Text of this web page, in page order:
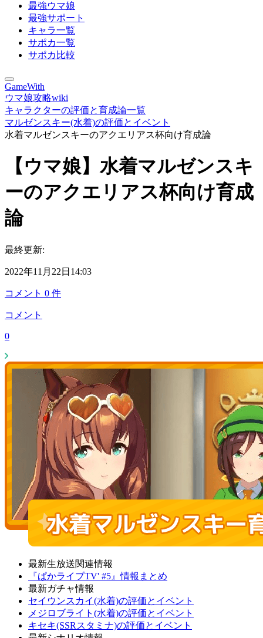
最強ウマ娘
最強サポート
キャラ一覧
サポカ一覧
サポカ比較
GameWith
ウマ娘攻略wiki
キャラクターの評価と育成論一覧
マルゼンスキー(水着)の評価とイベント
水着マルゼンスキーのアクエリアス杯向け育成論
【ウマ娘】水着マルゼンスキ
ーのアクエリアス杯向け育成
論
最終更新:
2022年11月22日14:03
コメント 0 件
コメント
0
最新生放送関連情報
『ぱかライブTV' #5』情報まとめ
最新ガチャ情報
セイウンスカイ(水着)の評価とイベント
メジロブライト(水着)の評価とイベント
キセキ(SSRスタミナ)の評価とイベント